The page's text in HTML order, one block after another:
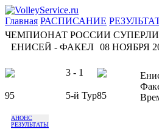
Главная РАСПИСАНИЕ
ЧЕМПИОНАТ РОССИИ
ЕНИСЕЙ - ФАКЕЛ 08 НОЯБРЯ
3 - 1
95 5-й Тур85
АНОНС
РЕЗУЛЬТАТЫ